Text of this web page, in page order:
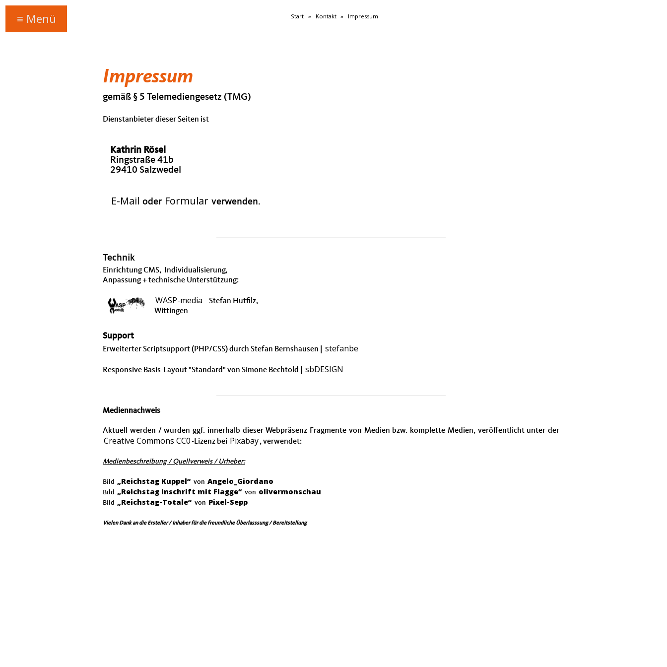
Start » Kontakt » Impressum
X Menü
≡ Menü
Impressum
gemäß § 5 Telemediengesetz (TMG)
Dienstanbieter dieser Seiten ist
Kathrin Rösel
Ringstraße 41b
29410 Salzwedel
E-Mail oder Formular verwenden.
Technik
Einrichtung CMS, Individualisierung,
Anpassung + technische Unterstützung:
WASP-media - Stefan Hutfilz,
Wittingen
Support
Erweiterter Scriptsupport (PHP/CSS) durch Stefan Bernshausen | stefanbe
Responsive Basis-Layout "Standard" von Simone Bechtold | sbDESIGN
Mediennachweis
Aktuell werden / wurden ggf. innerhalb dieser Webpräsenz Fragmente von Medien bzw. komplette Medien, veröffentlicht unter der
Creative Commons CC0-Lizenz bei Pixabay, verwendet:
Medienbeschreibung / Quellverweis / Urheber:
Bild „Reichstag Kuppel“ von Angelo_Giordano
Bild „Reichstag Inschrift mit Flagge“ von olivermonschau
Bild „Reichstag-Totale“ von Pixel-Sepp
Vielen Dank an die Ersteller / Inhaber für die freundliche Überlasssung / Bereitstellung